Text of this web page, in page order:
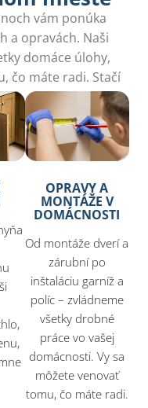
vám ponúka
a opravách. Naši
domáce úlohy,
čo máte radi. Stačí
OPRAVY A
MONTÁŽE V
DOMÁCNOSTI
Od montáže dverí a
zárubní po
inštaláciu garníž a
políc – zvládneme
všetky drobné
práce vo vašej
domácnosti. Vy sa
môžete venovať
tomu, čo máte radi.